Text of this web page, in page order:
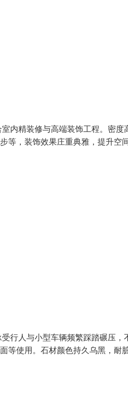
内精装修与高端装饰工程。密度
等，装饰效果庄重典雅，提升空
行人与小型车辆频繁踩踏碾压，
等使用。石材颜色持久乌黑，耐